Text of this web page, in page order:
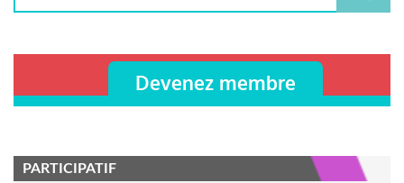
Devenez membre
PARTICIPATIF